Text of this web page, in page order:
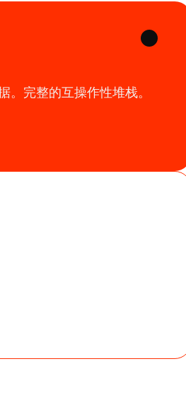
。完整的互操作性堆栈。